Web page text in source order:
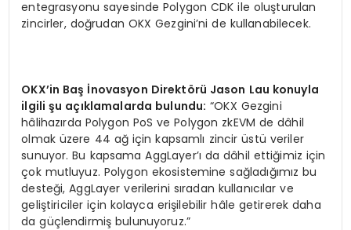
entegrasyonu sayesinde Polygon CDK ile oluşturulan
zincirler, doğrudan OKX Gezgini’ni de kullanabilecek.
OKX’in Baş İnovasyon Direktörü Jason Lau konuyla
ilgili şu açıklamalarda bulundu: “OKX Gezgini
hâlihazırda Polygon PoS ve Polygon zkEVM de dâhil
olmak üzere 44 ağ için kapsamlı zincir üstü veriler
sunuyor. Bu kapsama AggLayer’ı da dâhil ettiğimiz için
çok mutluyuz. Polygon ekosistemine sağladığımız bu
desteği, AggLayer verilerini sıradan kullanıcılar ve
geliştiriciler için kolayca erişilebilir hâle getirerek daha
da güçlendirmiş bulunuyoruz.”